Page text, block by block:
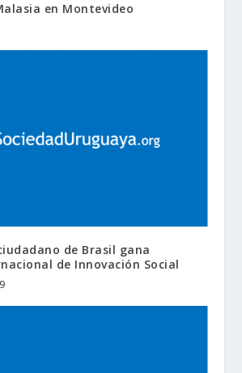
en Montevideo
de Brasil gana
de Innovación Social